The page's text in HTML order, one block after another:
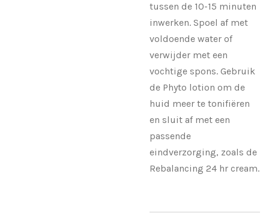
tussen de 10-15 minuten
inwerken. Spoel af met
voldoende water of
verwijder met een
vochtige spons. Gebruik
de Phyto lotion om de
huid meer te tonifiëren
en sluit af met een
passende
eindverzorging, zoals de
Rebalancing 24 hr cream.